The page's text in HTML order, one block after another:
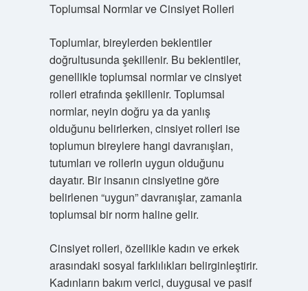
Toplumsal Normlar ve Cinsiyet Rolleri
Toplumlar, bireylerden beklentiler
doğrultusunda şekillenir. Bu beklentiler,
genellikle toplumsal normlar ve cinsiyet
rolleri etrafında şekillenir. Toplumsal
normlar, neyin doğru ya da yanlış
olduğunu belirlerken, cinsiyet rolleri ise
toplumun bireylere hangi davranışları,
tutumları ve rollerin uygun olduğunu
dayatır. Bir insanın cinsiyetine göre
belirlenen “uygun” davranışlar, zamanla
toplumsal bir norm haline gelir.
Cinsiyet rolleri, özellikle kadın ve erkek
arasındaki sosyal farklılıkları belirginleştirir.
Kadınların bakım verici, duygusal ve pasif